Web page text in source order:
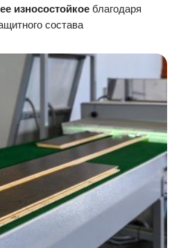
износостойкое благодаря
состава